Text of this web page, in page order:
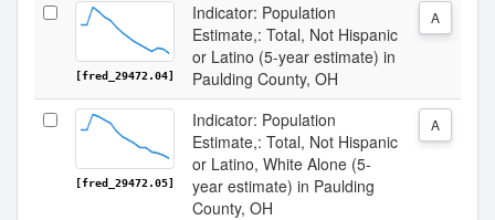
[fred_29472.04]
Indicator: Population
Estimate,: Total, Not Hispanic
or Latino (5-year estimate) in
Paulding County, OH
A
[fred_29472.05]
Indicator: Population
Estimate,: Total, Not Hispanic
or Latino, White Alone (5-
year estimate) in Paulding
County, OH
A